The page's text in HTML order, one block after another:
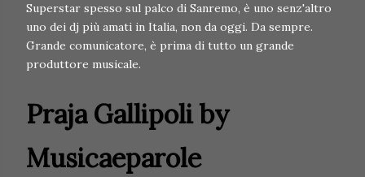
Superstar spesso sul palco di Sanremo, è uno senz'altro
uno dei dj più amati in Italia, non da oggi. Da sempre.
Grande comunicatore, è prima di tutto un grande
produttore musicale.
Praja Gallipoli by
Musicaeparole